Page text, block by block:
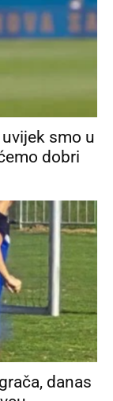
smo u
dobri
danas